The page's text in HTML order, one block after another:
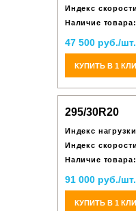
Индекс
Наличие товара:
47 500 руб./шт.
КУПИТЬ В 1
295/30R20
Индекс
Индекс
Наличие товара:
91 000 руб./шт.
КУПИТЬ В 1